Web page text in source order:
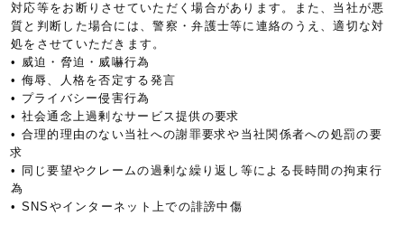
対応等をお断りさせていただく場合があります。また、当社が悪
質と判断した場合には、警察・弁護士等に連絡のうえ、適切な対
処をさせていただきます。
• 威迫・脅迫・威嚇行為
• 侮辱、人格を否定する発言
• プライバシー侵害行為
• 社会通念上過剰なサービス提供の要求
• 合理的理由のない当社への謝罪要求や当社関係者への処罰の要
求
• 同じ要望やクレームの過剰な繰り返し等による長時間の拘束行
為
• SNSやインターネット上での誹謗中傷